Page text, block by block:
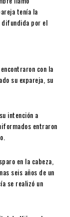
tenía la
difundida por el
con la
su expareja, su
intención a
entraron
en la cabeza,
seis años de un
se realizó un